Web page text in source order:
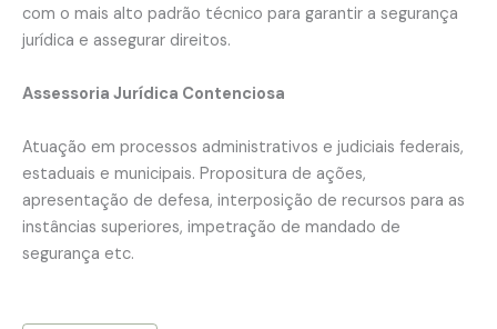
com o mais alto padrão técnico para garantir a segurança
jurídica e assegurar direitos.
Assessoria Jurídica Contenciosa
Atuação em processos administrativos e judiciais federais,
estaduais e municipais. Propositura de ações,
apresentação de defesa, interposição de recursos para as
instâncias superiores, impetração de mandado de
segurança etc.